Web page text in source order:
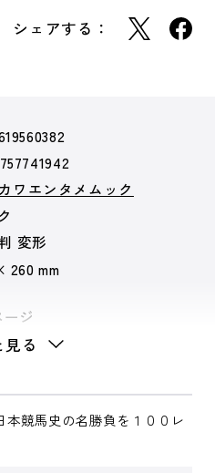
シェアする：
ワエンタメムック
変形
260 mm
ージ
見る
本競馬史の名勝負を１００レ